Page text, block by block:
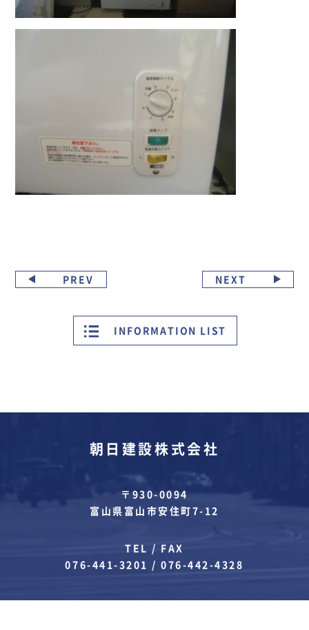
PREV
INFORMATION LIST
NEXT
朝日建設株式会社
〒930-0094
富山県富山市安住町7-12
TEL / FAX
076-441-3201 /076-442-4328